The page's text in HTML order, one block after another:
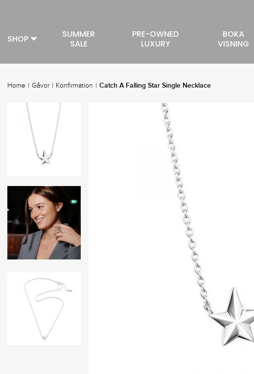
SHOP
SUMMER
SALE
PRE-OWNED
LUXURY
BOKA
VISNING
Home | Gåvor | Konfirmation | Catch A Falling Star Single Necklace